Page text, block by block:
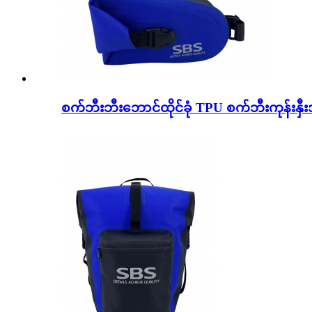
စက်ဘီးဘီးဘောင်ထိုင်ခုံ TPU စက်ဘီးကုန်းနှီ